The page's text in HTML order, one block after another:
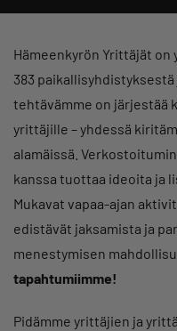
Hämeenkyrön Yrittäjät on
383 paikallisyhdistyksestä
tehtävämme on järjestää
yrittäjille – yhdessä
alamäissä.
kanssa tuottaa ideoita ja
Mukavat vapaa-ajan
edistävät jaksamista ja
menestymisen
tapahtumiimme!
Pidämme yrittäjien ja